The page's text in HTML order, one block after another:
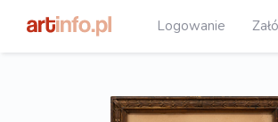
Logowanie